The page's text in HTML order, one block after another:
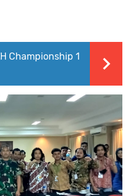
Championship 1